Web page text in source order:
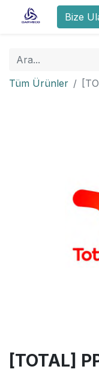
Bize
Tüm Ürünler
[TOTAL]